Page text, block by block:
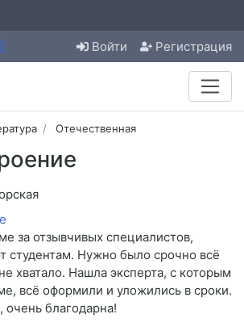
Войти Регистрация
Отечественная
за отзывчивых специалистов,
студентам. Нужно было срочно всё
хватало. Нашла эксперта, с которым
всё оформили и уложились в сроки.
очень благодарна!